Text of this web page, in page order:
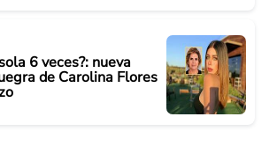
6 veces?: nueva
de Carolina Flores